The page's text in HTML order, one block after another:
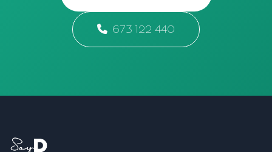
673 122 440